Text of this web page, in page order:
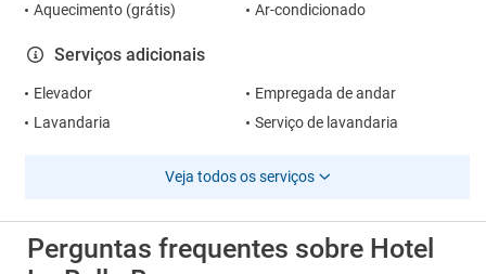
Aquecimento (grátis) Ar-condicionado
Serviços adicionais
Elevador
Empregada de andar
Lavandaria
Serviço de lavandaria
Veja todos os serviços
Perguntas frequentes sobre Hotel